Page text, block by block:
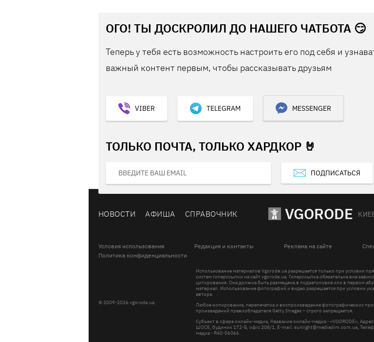
ОГО! ТЫ ДОСКРОЛИЛ ДО НАШЕГО ЧАТБОТА 😏
Теперь у тебя есть возможность настроить его под себя и
важный контент первым, чтобы рассказывать друзьям
VIBER TELEGRAM MESSENGER
ТОЛЬКО ПОЧТА, ТОЛЬКО ХАРДКОР 🤘
ПОДПИСАТЬСЯ
НОВОСТИ АФИША СПРАВОЧНИК VGORODE
Условия использования Редакция и контакты Реклама на сайте
Политика конфиденциальности
© 2009-2026 vgorode.ua
Использование материалов Vgorode.ua разрешается только при условии
систем гиперссылки на сайт vgorode.ua. Гиперссылка обязательна вне
цитирования. Она должна быть размещена в подзаголовке или в первом
материал. Использование фотографий и видео разрешается при условии
автора.
Любое копирование, перепечатка и воспроизведение фотографических
произведений правообладателя Getty Images – строго запрещается.
Субъект в сфере онлайн-медиа, Название онлайн-медиа - «VGORODE»,
ШОСЕ, будинок 172-Б, офіс 208/1, E-mail: sunlight@mediadim.com.ua,
медиа - R40-06066